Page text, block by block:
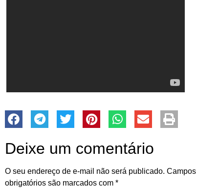
Deixe um comentário
O seu endereço de e-mail não será publicado. Campos
obrigatórios são marcados com *